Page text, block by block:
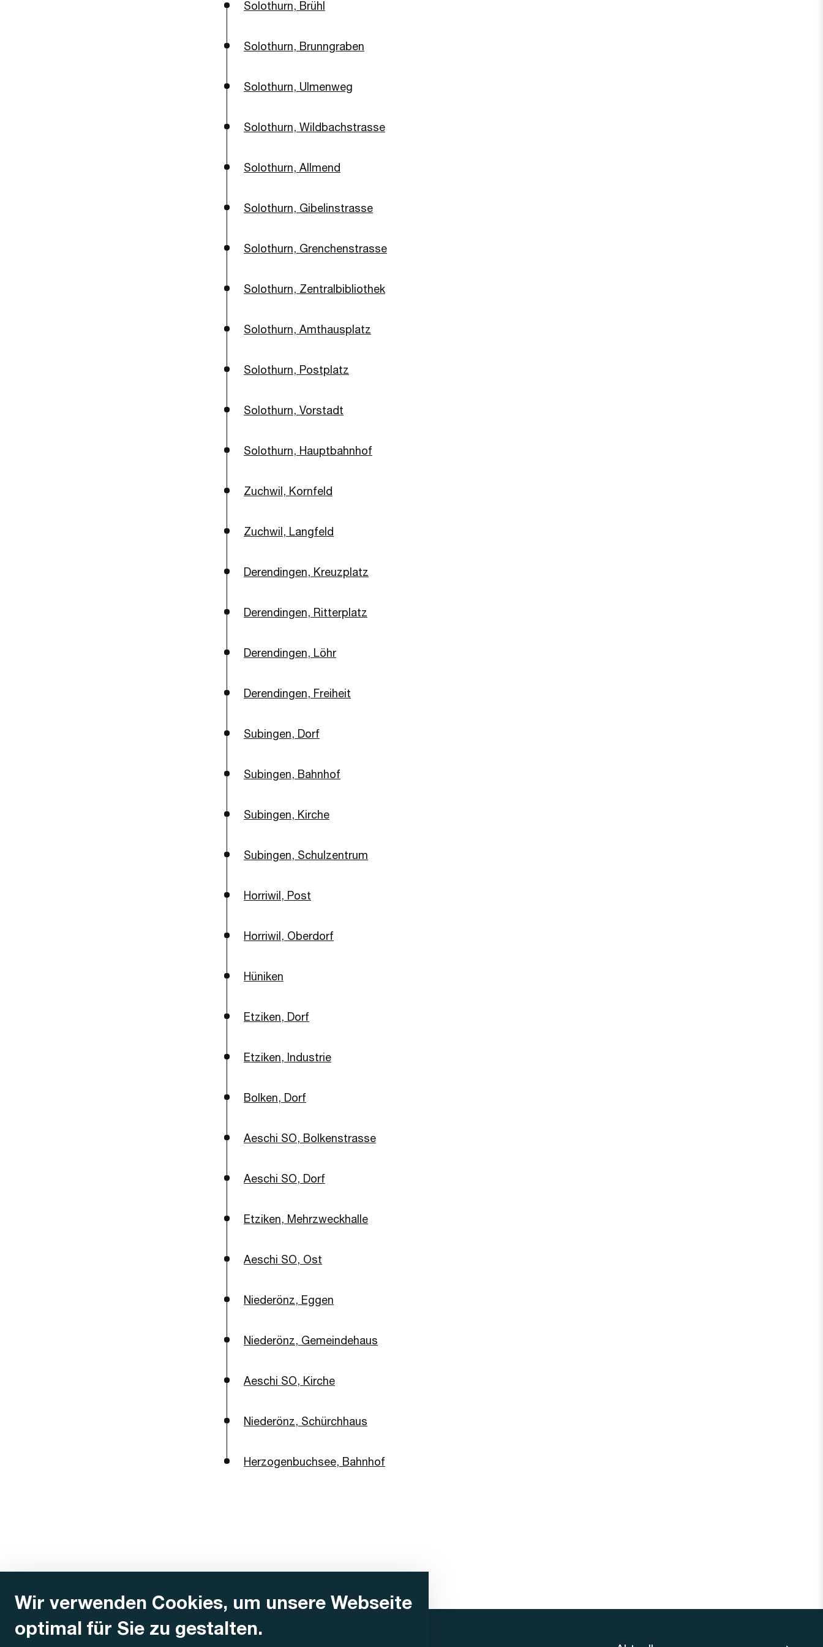
Wir verwenden Cookies, um unsere Webseite
optimal für Sie zu gestalten.
Solothurn, Brühl
Solothurn, Brunngraben
Solothurn, Ulmenweg
Solothurn, Wildbachstrasse
Solothurn, Allmend
Solothurn, Gibelinstrasse
Solothurn, Grenchenstrasse
Solothurn, Zentralbibliothek
Solothurn, Amthausplatz
Solothurn, Postplatz
Solothurn, Vorstadt
Solothurn, Hauptbahnhof
Zuchwil, Kornfeld
Zuchwil, Langfeld
Derendingen, Kreuzplatz
Derendingen, Ritterplatz
Derendingen, Löhr
Derendingen, Freiheit
Subingen, Dorf
Subingen, Bahnhof
Subingen, Kirche
Subingen, Schulzentrum
Horriwil, Post
Horriwil, Oberdorf
Hüniken
Etziken, Dorf
Etziken, Industrie
Bolken, Dorf
Aeschi SO, Bolkenstrasse
Aeschi SO, Dorf
Etziken, Mehrzweckhalle
Aeschi SO, Ost
Niederönz, Eggen
Niederönz, Gemeindehaus
Aeschi SO, Kirche
Niederönz, Schürchhaus
Herzogenbuchsee, Bahnhof